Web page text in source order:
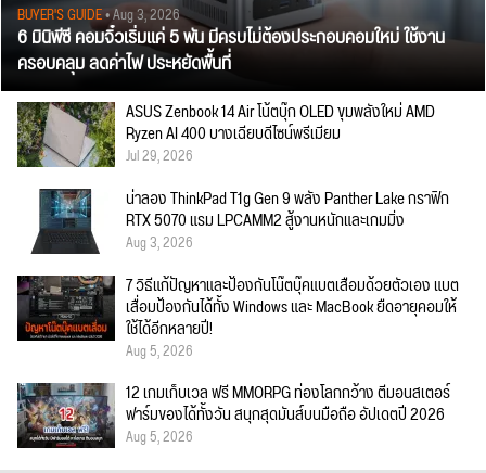
BUYER'S GUIDE• Aug 3, 2026
6 มินิพีซี คอมจิ๋วเริ่มแค่ 5 พัน มีครบไม่ต้องประกอบคอมใหม่ ใช้งาน
ครอบคลุม ลดค่าไฟ ประหยัดพื้นที่
ASUS Zenbook 14 Air โน้ตบุ๊ก OLED ขุมพลังใหม่ AMD
Ryzen AI 400 บางเฉียบดีไซน์พรีเมียม
Jul 29, 2026
น่าลอง ThinkPad T1g Gen 9 พลัง Panther Lake กราฟิก
RTX 5070 แรม LPCAMM2 สู้งานหนักและเกมมิ่ง
Aug 3, 2026
7 วิธีแก้ปัญหาและป้องกันโน๊ตบุ๊คแบตเสื่อมด้วยตัวเอง แบต
เสื่อมป้องกันได้ทั้ง Windows และ MacBook ยืดอายุคอมให้
ใช้ได้อีกหลายปี!
Aug 5, 2026
12 เกมเก็บเวล ฟรี MMORPG ท่องโลกกว้าง ตีมอนสเตอร์
ฟาร์มของได้ทั้งวัน สนุกสุดมันส์บนมือถือ อัปเดตปี 2026
Aug 5, 2026